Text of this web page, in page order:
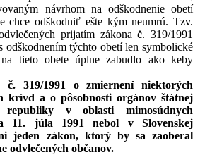
návrhom na odškodnenie obetí
chce odškodniť ešte kým neumrú. Tzv.
prijatím zákona č. 319/1991
odškodnením týchto obetí len symbolické
tieto obete úplne zabudlo ako keby
319/1991 o zmiernení niektorých
krívd a o pôsobnosti orgánov štátnej
republiky v oblasti mimosúdnych
11. júla 1991 nebol v Slovenskej
jeden zákon, ktorý by sa zaoberal
odvlečených občanov.